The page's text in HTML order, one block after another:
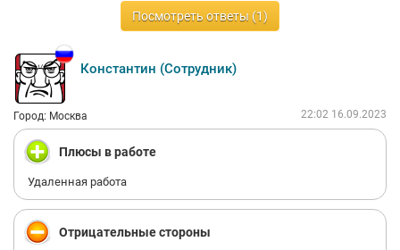
Посмотреть ответы (1)
Константин (Сотрудник)
Город: Москва 22:02 16.09.2023
Плюсы в работе
Удаленная работа
Отрицательные стороны